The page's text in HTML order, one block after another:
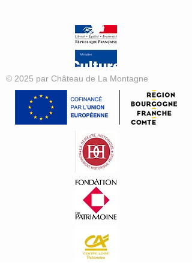
© 2025 par Château de La Montagne